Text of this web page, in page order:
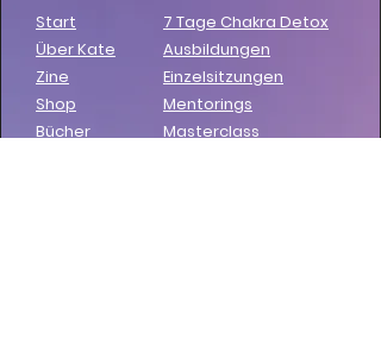
Start
Über Kate
Zine
Shop
Bücher
7 Tage Chakra Detox
Ausbildungen
Einzelsitzungen
Mentorings
Masterclass